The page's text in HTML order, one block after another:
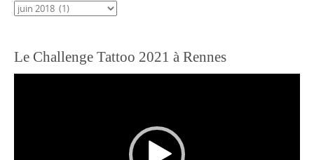
Archives
Le Challenge Tattoo 2021 à Rennes